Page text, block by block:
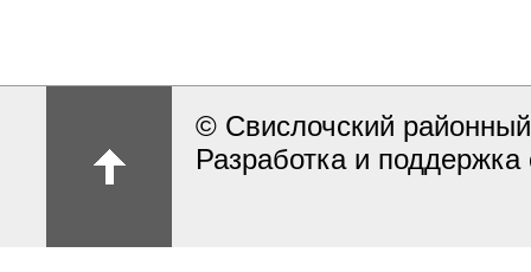
© Свислочский
Разработка и поддержка